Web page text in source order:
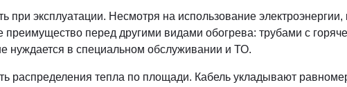
при эксплуатации. Несмотря на использование
преимущество перед другими видами обогрева: трубами с
нуждается в специальном обслуживании и ТО.
распределения тепла по площади. Кабель укладывают